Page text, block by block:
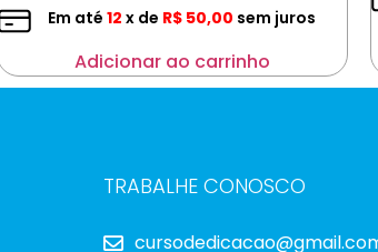
Em até 12 x de R$ 50,00 sem juros
Adicionar ao carrinho
TRABALHE CONOSCO